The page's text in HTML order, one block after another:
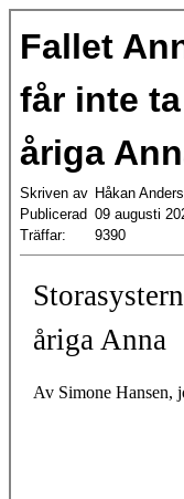
Fallet
får inte
åriga
Skriven av Håkan
Publicerad 09 augusti
Träffar:
9390
åriga Anna
Av Simone Hansen,